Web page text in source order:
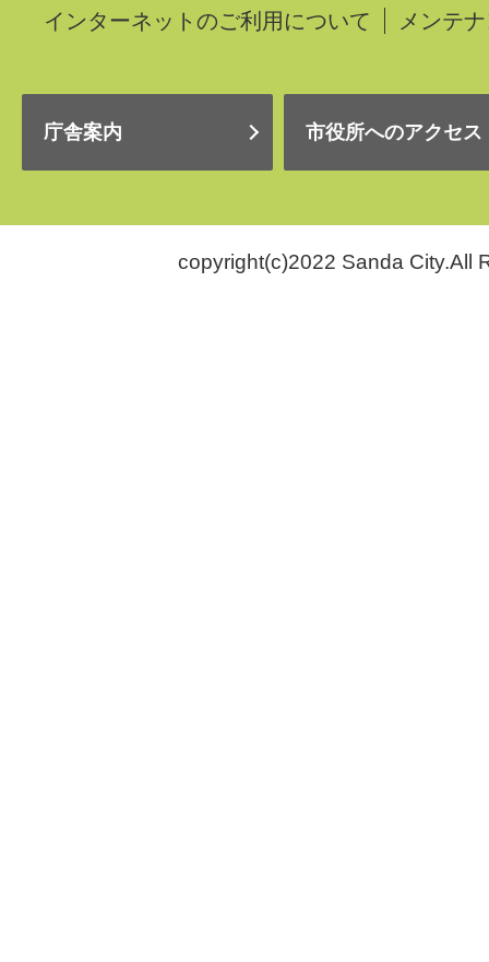
インターネットのご利用について
メンテ
庁舎案内 市役所へのアクセス
copyright(c)2022 Sanda City.All